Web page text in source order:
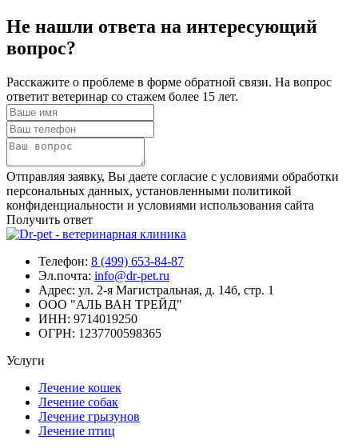
Не нашли ответа на интересующий
вопрос?
Расскажите о проблеме в форме обратной связи. На вопрос
ответит ветеринар со стажем более 15 лет.
Отправляя заявку, Вы даете согласие с условиями обработки
персональных данных, установленными политикой
конфиденциальности и условиями использования сайта
Получить ответ
Телефон: 8 (499) 653-84-87
Эл.почта: info@dr-pet.ru
Адрес: ул. 2-я Магистральная, д. 14б, стр. 1
ООО "АЛЬ ВАН ТРЕЙД"
ИНН: 9714019250
ОГРН: 1237700598365
Услуги
Лечение кошек
Лечение собак
Лечение грызунов
Лечение птиц